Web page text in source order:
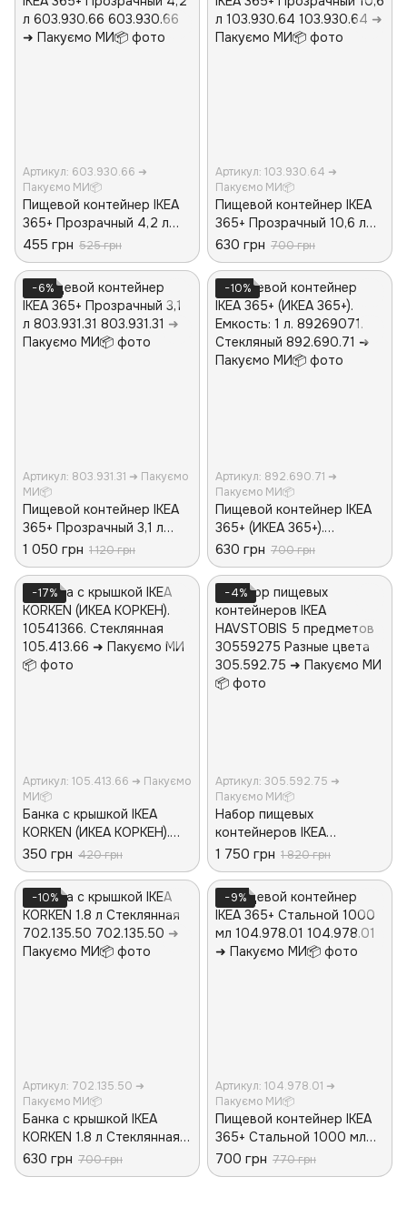
Артикул: 603.930.66 ➜
Пакуємо МИ📦
Пищевой контейнер IKEA
365+ Прозрачный 4,2 л
603.930.66
455 грн 525 грн
Артикул: 103.930.64 ➜
Пакуємо МИ📦
Пищевой контейнер IKEA
365+ Прозрачный 10,6 л
103.930.64
630 грн 700 грн
−6%
Артикул: 803.931.31 ➜ Пакуємо
МИ📦
Пищевой контейнер IKEA
365+ Прозрачный 3,1 л
803.931.31
1 050 грн 1 120 грн
−10%
Артикул: 892.690.71 ➜
Пакуємо МИ📦
Пищевой контейнер IKEA
365+ (ИКЕА 365+).
Емкость: 1 л. 89269071.
Стекляный
630 грн 700 грн
−17%
Артикул: 105.413.66 ➜ Пакуємо
МИ📦
Банка с крышкой IKEA
KORKEN (ИКЕА КОРКЕН).
10541366. Стеклянная
350 грн 420 грн
−4%
Артикул: 305.592.75 ➜
Пакуємо МИ📦
Набор пищевых
контейнеров IKEA
HAVSTOBIS 5 предметов
30559275 Разные цвета
1 750 грн 1 820 грн
−10%
Артикул: 702.135.50 ➜
Пакуємо МИ📦
Банка с крышкой IKEA
KORKEN 1.8 л Стеклянная
702.135.50
630 грн 700 грн
−9%
Артикул: 104.978.01 ➜
Пакуємо МИ📦
Пищевой контейнер IKEA
365+ Стальной 1000 мл
104.978.01
700 грн 770 грн